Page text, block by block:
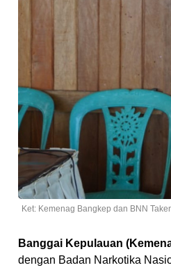
Ket: Kemenag Bangkep dan BNN
Banggai Kepulauan
dengan Badan Narkotika